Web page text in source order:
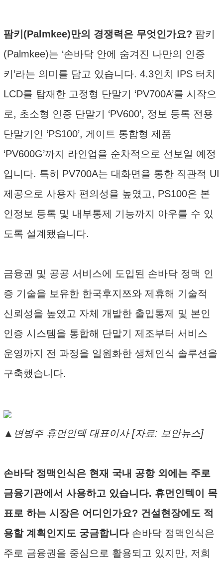
팜키(Palmkee)만의 경쟁력은 무엇인가요? 팜키
(Palmkee)는 ‘손바닥 안에 숨겨진 나만의 인증
키’라는 의미를 담고 있습니다. 4.3인치 IPS 터치
LCD를 탑재한 고정형 단말기 ‘PV700A’를 시작으
로, 초소형 인증 단말기 ‘PV600’, 정보 등록 전용
단말기인 ‘PS100’, 게이트 통합형 제품
‘PV600G’까지 라인업을 순차적으로 선보일 예정
입니다. 특히 PV700A는 대화면을 통한 직관적 UI
제공으로 사용자 편의성을 높였고, PS100은 본
인정보 등록 및 내부통제 기능까지 아우를 수 있
도록 설계됐습니다.
금융권 및 공공 서비스에 도입된 손바닥 정맥 인
증 기술을 보유한 한국후지쯔와 제휴해 기술적
신뢰성을 높였고 자체 개발한 출입통제 및 본인
인증 시스템을 통합해 단말기 제조부터 서비스
운영까지 전 과정을 일원화한 생체인식 솔루션을
구축했습니다.
▲변병주 휴먼인텍 대표이사 [자료: 보안뉴스]
손바닥 정맥인식은 현재 국내 공항 외에는 주로
금융기관에서 사용하고 있습니다. 휴먼인텍이 목
표로 하는 시장은 어디인가요? 건설현장에도 적
용할 계획인지도 궁금합니다손바닥 정맥인식은
주로 금융권을 중심으로 활용되고 있지만, 저희